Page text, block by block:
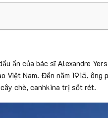
ấn của bác sĩ Alexandre
Nam. Đến năm 1915, ông
chè, canhkina trị sốt rét.